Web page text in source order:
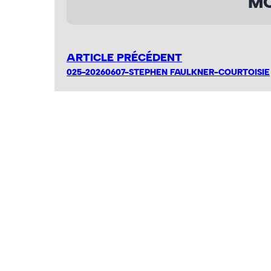
ARTICLE PRÉCÉDENT
025-20260607-STEPHEN FAULKNER-COURTOISIE